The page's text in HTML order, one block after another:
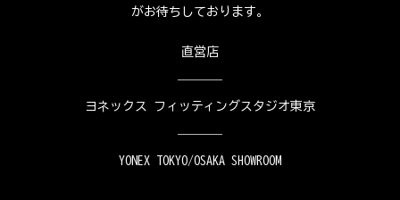
がお待ちしております。
直営店
ヨネックス フィッティングスタジオ東京
YONEX TOKYO/OSAKA SHOWROOM